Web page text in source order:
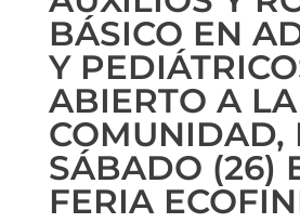
BÁSICO EN
Y
ABIERTO A LA
COMUNIDAD,
SÁBADO (26)
FERIA